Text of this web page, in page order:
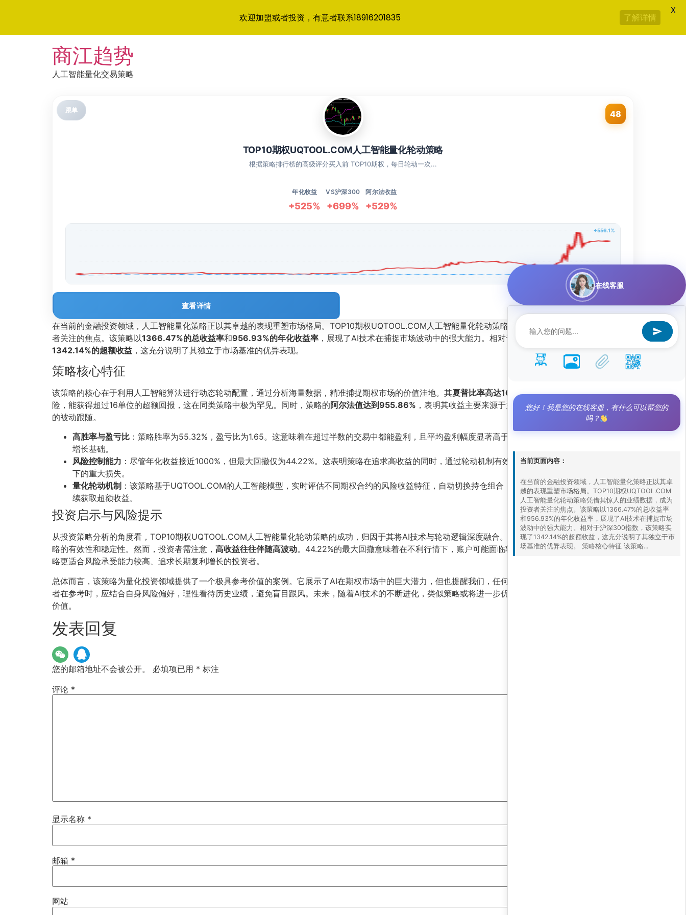
商江趋势
人工智能量化交易策略
跟单 48
TOP10期权UQTOOL.COM人工智能量化轮动策略
根据策略排行榜的高级评分买入前 TOP10期权，每日轮动一次...
年化收益
+525%
VS沪深300
+699%
阿尔法收益
+529%
+556.1%
查看详情
在当前的金融投资领域，人工智能量化策略正以其卓越的表现重塑市场格局。TOP10期权UQTOOL.COM人工智能量化轮动策略凭借其惊人的业绩数据，成为投资
者关注的焦点。该策略以1366.47%的总收益率和956.93%的年化收益率 ，展现了AI技术在捕捉市场波动中的强大能力。相对于沪深300指数，该策略实现了
1342.14%的超额收益 ，这充分说明了其独立于市场基准的优异表现。
策略核心特征
该策略的核心在于利用人工智能算法进行动态轮动配置，通过分析海量数据，精准捕捉期权市场的价值洼地。其夏普比率高达16.188，意味着每承担一单位风
险，能获得超过16单位的超额回报，这在同类策略中极为罕见。同时，策略的阿尔法值达到955.86% ，表明其收益主要来源于主动管理能力，而非市场整体走势
的被动跟随。
高胜率与盈亏比 ：策略胜率为55.32%，盈亏比为1.65。这意味着在超过半数的交易中都能盈利，且平均盈利幅度显著高于平均亏损幅度，形成了稳健的复利
增长基础。
风险控制能力 ：尽管年化收益接近1000%，但最大回撤仅为44.22%。这表明策略在追求高收益的同时，通过轮动机制有效分散了风险，避免了极端市场环境
下的重大损失。
量化轮动机制 ：该策略基于UQTOOL.COM的人工智能模型，实时评估不同期权合约的风险收益特征，自动切换持仓组合，以应对市场风格的变化，从而持
续获取超额收益。
投资启示与风险提示
从投资策略分析的角度看，TOP10期权UQTOOL.COM人工智能量化轮动策略的成功，归因于其将AI技术与轮动逻辑深度融合。高夏普比率和阿尔法值证明了其策
略的有效性和稳定性。然而，投资者需注意， 高收益往往伴随高波动。44.22%的最大回撤意味着在不利行情下，账户可能面临较大幅度的净值回撤。因此，该策
略更适合风险承受能力较高、追求长期复利增长的投资者。
总体而言，该策略为量化投资领域提供了一个极具参考价值的案例。它展示了AI在期权市场中的巨大潜力，但也提醒我们，任何策略都有其适用的市场环境。投资
者在参考时，应结合自身风险偏好，理性看待历史业绩，避免盲目跟风。未来，随着AI技术的不断进化，类似策略或将进一步优化风险收益比，为投资者创造更多
价值。
发表回复
您的邮箱地址不会被公开。 必填项已用 * 标注
评论 *
显示名称 *
邮箱 *
网站
欢迎加盟或者投资，有意者联系18916201835 了解详情
X
在线客服
您好！我是您的在线客服，有什么可以帮您的
吗？
当前页面内容：
在当前的金融投资领域，人工智能量化策略正以其卓
越的表现重塑市场格局。TOP10期权UQTOOL.COM
人工智能量化轮动策略凭借其惊人的业绩数据，成为
投资者关注的焦点。该策略以1366.47%的总收益率
和956.93%的年化收益率，展现了AI技术在捕捉市场
波动中的强大能力。相对于沪深300指数，该策略实
现了1342.14%的超额收益，这充分说明了其独立于市
场基准的优异表现。 策略核心特征 该策略...